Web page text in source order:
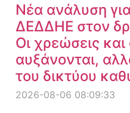
Νέα ανάλυση
ΔΕΔΔΗΕ στον
Οι χρεώσεις και
αυξάνονται,
του δικτύου
2026-08-06 08:09:33